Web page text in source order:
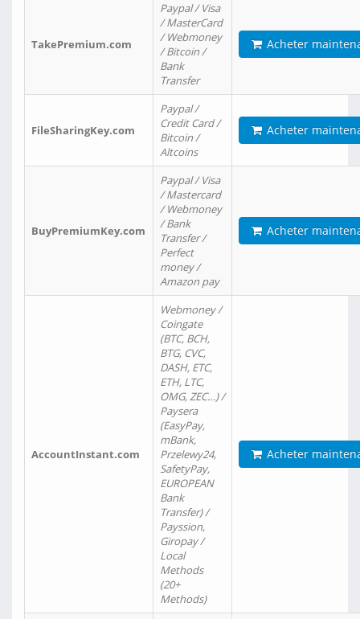
TakePremium.com
Paypal / Visa
/ MasterCard
/ Webmoney
/ Bitcoin /
Bank
Transfer
Acheter
FileSharingKey.com
Paypal /
Credit Card /
Bitcoin /
Altcoins
Acheter
BuyPremiumKey.com
Paypal / Visa
/ Mastercard
/ Webmoney
/ Bank
Transfer /
Perfect
money /
Amazon pay
Acheter
AccountInstant.com
Webmoney /
Coingate
(BTC, BCH,
BTG, CVC,
DASH, ETC,
ETH, LTC,
OMG, ZEC…) /
Paysera
(EasyPay,
mBank,
Przelewy24,
SafetyPay,
EUROPEAN
Bank
Transfer) /
Payssion,
Giropay /
Local
Methods
(20+
Methods)
Acheter